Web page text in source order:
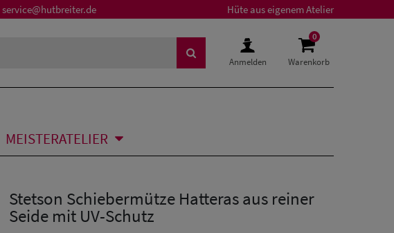
service@hutbreiter.de Hüte aus eigenem Atelier
Anmelden
0
Warenkorb
MEISTERATELIER
Stetson Schiebermütze Hatteras aus reiner
Seide mit UV-Schutz